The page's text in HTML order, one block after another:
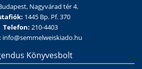
Nagyvárad tér 4.
1445 Bp. Pf. 370
Telefon: 210-4403
info@semmelweiskiado.hu
Könyvesbolt